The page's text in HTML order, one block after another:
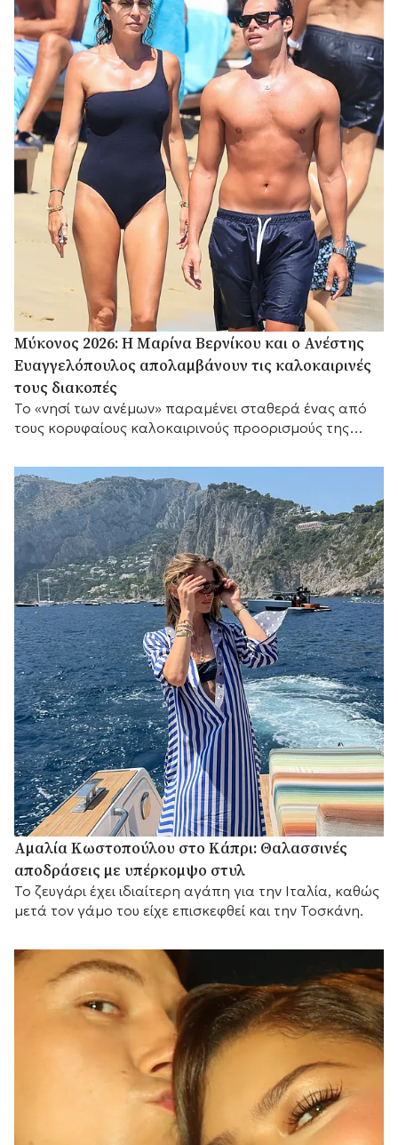
Μύκονος 2026: Η Μαρίνα Βερνίκου και ο Ανέστης
Ευαγγελόπουλος απολαμβάνουν τις καλοκαιρινές
τους διακοπές
Το «νησί των ανέμων» παραμένει σταθερά ένας από
τους κορυφαίους καλοκαιρινούς προορισμούς της
Αμαλία Κωστοπούλου στο Κάπρι: Θαλασσινές
αποδράσεις με υπέρκομψο στυλ
Το ζευγάρι έχει ιδιαίτερη αγάπη για την Ιταλία, καθώς
μετά τον γάμο του είχε επισκεφθεί και την Τοσκάνη.